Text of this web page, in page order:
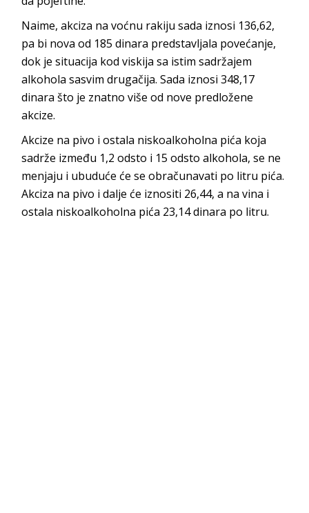
Naime, akciza na voćnu rakiju sada iznosi 136,62,
pa bi nova od 185 dinara predstavljala povećanje,
dok je situacija kod viskija sa istim sadržajem
alkohola sasvim drugačija. Sada iznosi 348,17
dinara što je znatno više od nove predložene
akcize.
Akcize na pivo i ostala niskoalkoholna pića koja
sadrže između 1,2 odsto i 15 odsto alkohola, se ne
menjaju i ubuduće će se obračunavati po litru pića.
Akciza na pivo i dalje će iznositi 26,44, a na vina i
ostala niskoalkoholna pića 23,14 dinara po litru.